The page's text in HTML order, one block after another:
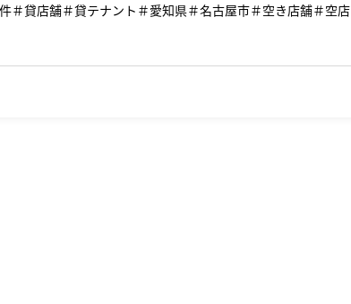
＃貸店舗＃貸テナント＃愛知県＃名古屋市＃空き店舗＃空店